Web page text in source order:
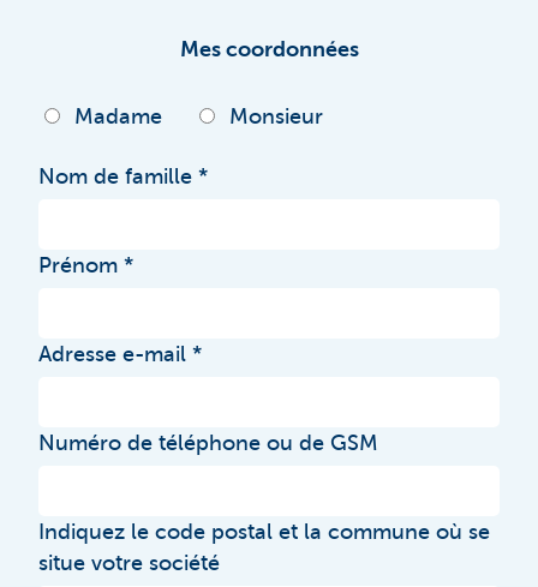
Mes coordonnées
Madame Monsieur
Nom de famille
Prénom
Adresse e-mail
Numéro de téléphone ou de GSM
Indiquez le code postal et la commune où se
situe votre société